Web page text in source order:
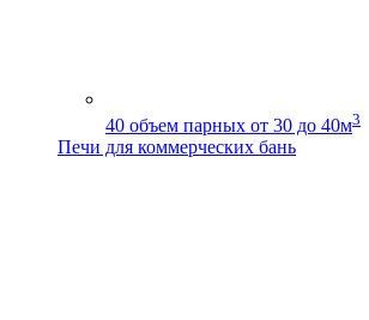
40 объем парных от 30 до 40м3
Печи для коммерческих бань